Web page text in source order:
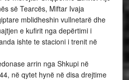
së Tearcës, Miftar Ivaja
mblidheshin vullnetarë dhe
e kufirit nga depërtimi i
ishte te stacioni i trenit në
arrin nga Shkupi në
në qytet hynë në disa drejtime